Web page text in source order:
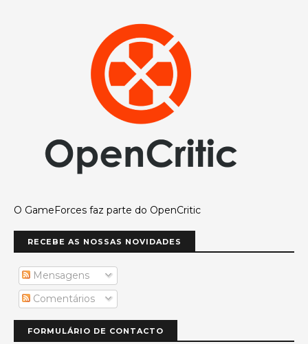
O GameForces faz parte do OpenCritic
RECEBE AS NOSSAS NOVIDADES
Mensagens
Comentários
FORMULÁRIO DE CONTACTO